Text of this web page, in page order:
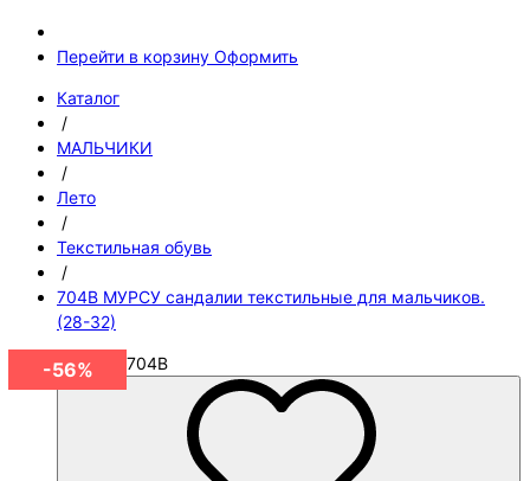
Перейти в корзину Оформить
Каталог
/
МАЛЬЧИКИ
/
Лето
/
Текстильная обувь
/
704B МУРСУ сандалии текстильные для мальчиков.
(28-32)
Артикул 704B
-56%